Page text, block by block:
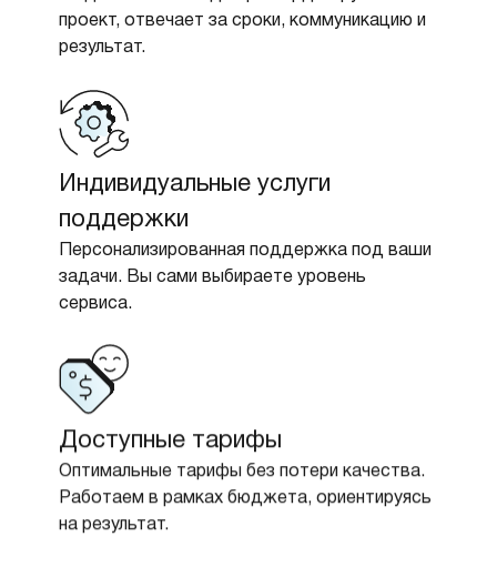
проект, отвечает за сроки, коммуникацию и
результат.
Индивидуальные услуги
поддержки
Персонализированная поддержка под ваши
задачи. Вы сами выбираете уровень
сервиса.
Доступные тарифы
Оптимальные тарифы без потери качества.
Работаем в рамках бюджета, ориентируясь
на результат.